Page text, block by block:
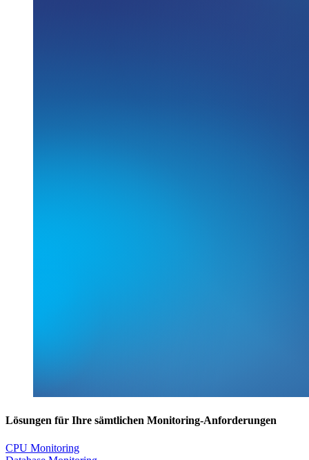
Lösungen für Ihre sämtlichen Monitoring-Anforderungen
CPU Monitoring